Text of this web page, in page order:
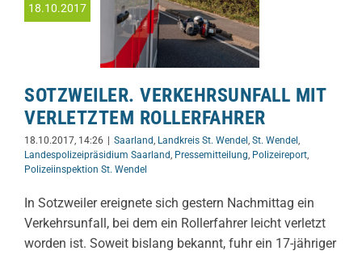
18.10.2017
SOTZWEILER. VERKEHRSUNFALL MIT
VERLETZTEM ROLLERFAHRER
18.10.2017, 14:26 Saarland, Landkreis St. Wendel , St. Wendel ,
Landespolizeipräsidium Saarland, Pressemitteilung, Polizeireport,
Polizeiinspektion St. Wendel
In Sotzweiler ereignete sich gestern Nachmittag ein
Verkehrsunfall, bei dem ein Rollerfahrer leicht verletzt
worden ist. Soweit bislang bekannt, fuhr ein 17-jähriger